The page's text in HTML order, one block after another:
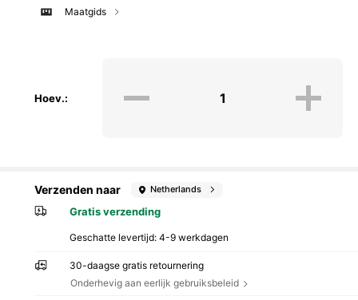
Maatgids
Hoev.:
Verzenden naar Netherlands
Gratis verzending
Geschatte levertijd:4-9 werkdagen
30-daagse gratis retournering
Onderhevig aan eerlijk gebruiksbeleid